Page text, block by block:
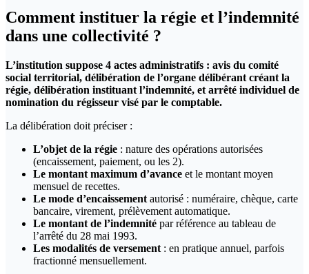
Comment instituer la régie et l’indemnité
dans une collectivité ?
L’institution suppose 4 actes administratifs : avis du comité
social territorial, délibération de l’organe délibérant créant la
régie, délibération instituant l’indemnité, et arrêté individuel de
nomination du régisseur visé par le comptable.
La délibération doit préciser :
L’objet de la régie : nature des opérations autorisées
(encaissement, paiement, ou les 2).
Le montant maximum d’avance et le montant moyen
mensuel de recettes.
Le mode d’encaissement autorisé : numéraire, chèque, carte
bancaire, virement, prélèvement automatique.
Le montant de l’indemnité par référence au tableau de
l’arrêté du 28 mai 1993.
Les modalités de versement : en pratique annuel, parfois
fractionné mensuellement.